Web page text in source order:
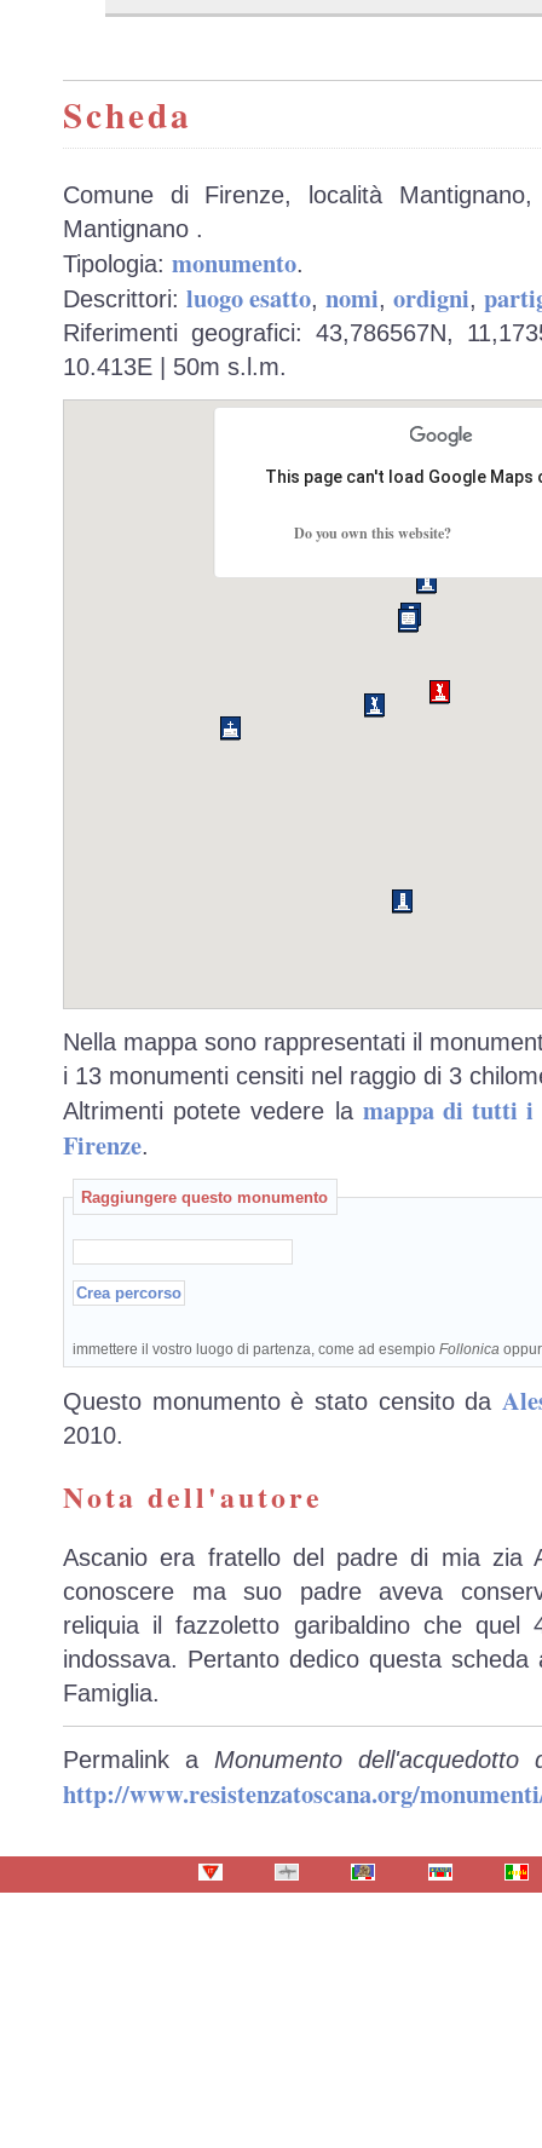
Scheda
Comune di Firenze, località
Mantignano .
Tipologia: monumento.
Descrittori: luogo esatto, nomi, ordigni,
Riferimenti geografici: 43,786567N,
10.413E | 50m s.l.m.
This page can't load Google
Do you own this website?
Nella mappa sono rappresentati il
i 13 monumenti censiti nel raggio di 3
Altrimenti potete vedere la mappa di tutti i
Firenze.
Raggiungere questo monumento
immettere il vostro luogo di partenza, come ad esempio Follonica
Questo monumento è stato censito da
2010.
Nota dell'autore
Ascanio era fratello del padre di mia zia
conoscere ma suo padre aveva
reliquia il fazzoletto garibaldino che quel
indossava. Pertanto dedico questa
Famiglia.
Permalink a Monumento
http://www.resistenzatoscana.org/